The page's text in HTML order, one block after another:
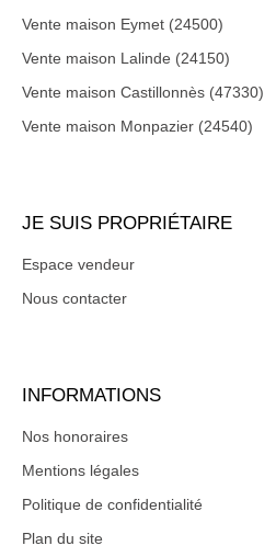
Vente maison Eymet (24500)
Vente maison Lalinde (24150)
Vente maison Castillonnès (47330)
Vente maison Monpazier (24540)
JE SUIS PROPRIÉTAIRE
Espace vendeur
Nous contacter
INFORMATIONS
Nos honoraires
Mentions légales
Politique de confidentialité
Plan du site